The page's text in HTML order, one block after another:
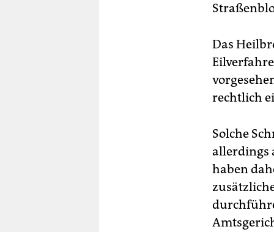
Das
rechtlich
Solche
allerdings
haben